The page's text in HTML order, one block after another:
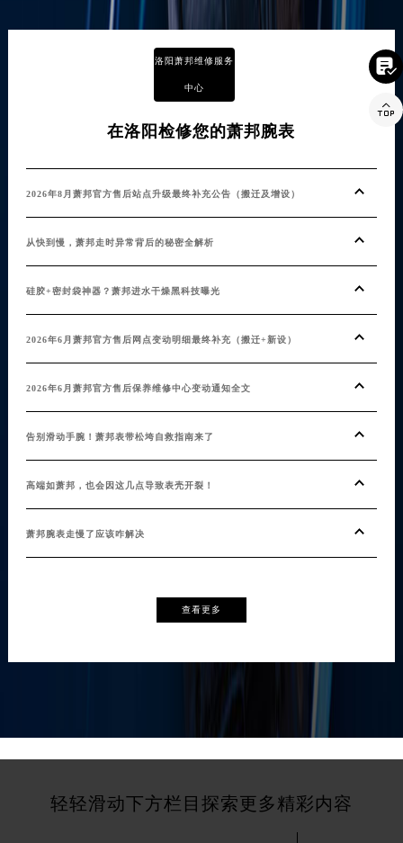
洛阳萧邦维修服务
中心
在洛阳检修您的萧邦腕表
2026年8月萧邦官方售后站点升级最终补充公告（搬迁及增设）
从快到慢，萧邦走时异常背后的秘密全解析
硅胶+密封袋神器？萧邦进水干燥黑科技曝光
2026年6月萧邦官方售后网点变动明细最终补充（搬迁+新设）
2026年6月萧邦官方售后保养维修中心变动通知全文
告别滑动手腕！萧邦表带松垮自救指南来了
高端如萧邦，也会因这几点导致表壳开裂！
萧邦腕表走慢了应该咋解决
查看更多
轻轻滑动下方栏目探索更多精彩内容

